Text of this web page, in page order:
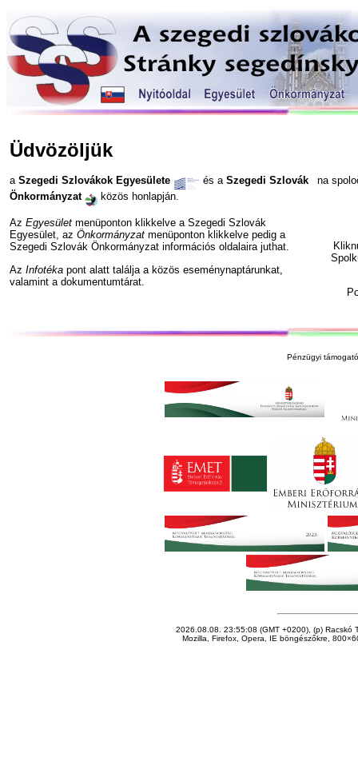
Üdvözöljük
a Szegedi Szlovákok Egyesülete és a Szegedi Szlovák
Önkormányzat
közös honlapján.
Az Egyesület menüponton klikkelve a Szegedi Szlovák
Egyesület, az Önkormányzat menüponton klikkelve pedig a
Szegedi Szlovák Önkormányzat információs oldalaira juthat.
Az Infotéka pont alatt találja a közös eseménynaptárunkat,
valamint a dokumentumtárat.
na
Pénzügyi
2026.08.08. 23:55:08 (GMT +0200), (p) Racskó
Mozilla, Firefox, Opera, IE böngészőkre,